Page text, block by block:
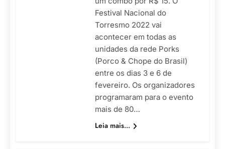
Festival Nacional do
Torresmo 2022 vai
acontecer em todas as
unidades da rede Porks
(Porco & Chope do Brasil)
entre os dias 3 e 6 de
fevereiro. Os organizadores
programaram para o evento
mais de 80…
Leia mais...